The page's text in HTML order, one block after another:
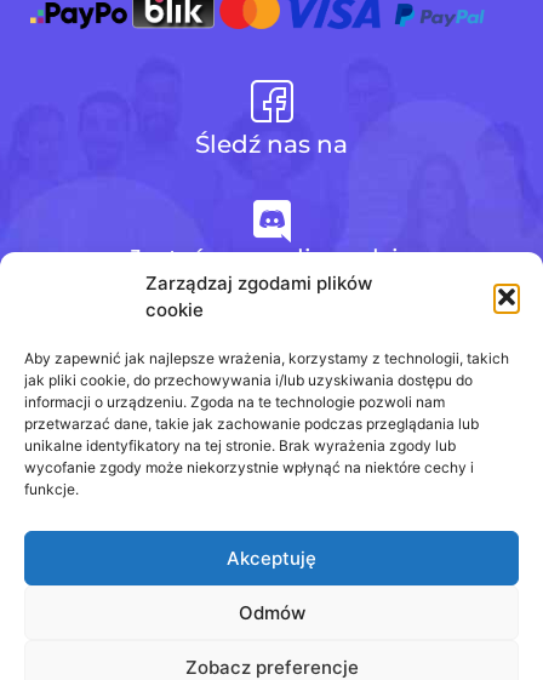
Zarządzaj zgodami plików
cookie
Aby zapewnić jak najlepsze wrażenia, korzystamy z technologii, takich
jak pliki cookie, do przechowywania i/lub uzyskiwania dostępu do
informacji o urządzeniu. Zgoda na te technologie pozwoli nam
przetwarzać dane, takie jak zachowanie podczas przeglądania lub
unikalne identyfikatory na tej stronie. Brak wyrażenia zgody lub
wycofanie zgody może niekorzystnie wpłynąć na niektóre cechy i
funkcje.
Akceptuję
Odmów
Zobacz preferencje
Śledź nas na
Jesteśmy na discordzie
+48 728 484 484
biuro@odpowiedzinasprawdziany.pl
Prawa Autorskie © 2020 - 2026
odpowiedzinasprawdziany.pl wszelkie prawa